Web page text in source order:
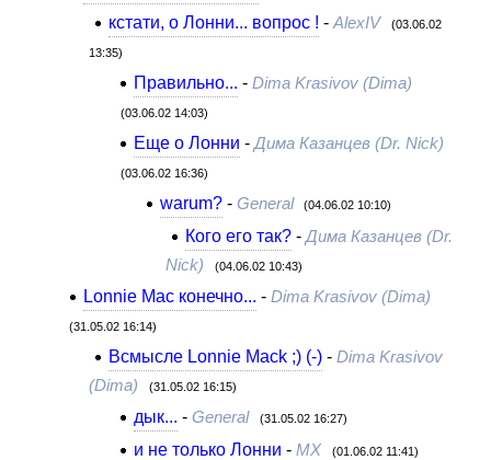
кстати, о Лонни... вопрос ! - AlexIV (03.06.02
13:35)
Правильно... -Dima Krasivov (Dima)
(03.06.02 14:03)
Еще о Лонни -Дима Казанцев (Dr. Nick)
(03.06.02 16:36)
warum?- General (04.06.02 10:10)
Кого его так? -Дима Казанцев (Dr.
Nick)
(04.06.02 10:43)
Lonnie Mac конечно... - Dima Krasivov (Dima)
(31.05.02 16:14)
Всмысле Lonnie Mack ;) (-)- Dima Krasivov
(Dima)
(31.05.02 16:15)
дык... -General (31.05.02 16:27)
и не только Лонни -MX (01.06.02 11:41)